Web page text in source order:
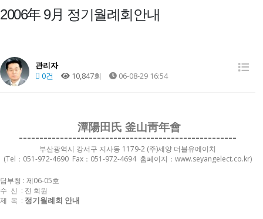
2006年 9月 정기월례회안내
관리자
0건
10,847회 06-08-29 16:54
潭陽田氏 釜山靑年會
-----------------------------------------------------
부산광역시 강서구 지사동 1179-2 (주)세양 더블유에이치
(Tel：051-972-4690 Fax：051-972-4694 홈페이지：www.seyangelect.co.kr)
담부청 : 제06-05호
수 신 : 전 회원
제 목 : 정기월례회 안내